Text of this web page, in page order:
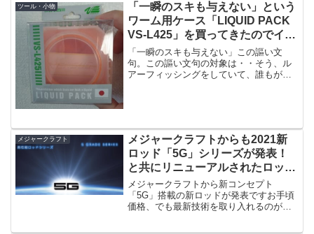
ツール・小物
「一瞬のスキも与えない」という
ワーム用ケース「LIQUID PACK
VS-L425」を買ってきたのでイン
プレ。液漏れともオサラバ。
「一瞬のスキも与えない」この謳い文
句。この謳い文句の対象は・・そう、ル
アーフィッシングをしていて、誰もがこ
メジャークラフト
メジャークラフトからも2021新
ロッド「5G」シリーズが発表！
と共にリニューアルされたロッド
が公開です。
メジャークラフトから新コンセプト
「5G」搭載の新ロッドが発表ですお手頃
価格、でも最新技術を取り入れるのが早